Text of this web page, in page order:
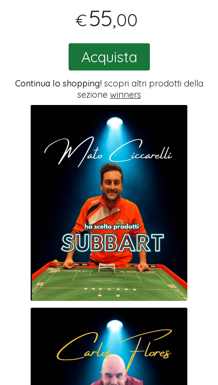
€55,00
Acquista
Continua lo shopping!scopri altri prodotti della
sezione winners